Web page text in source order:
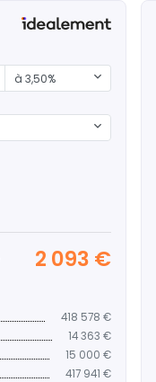
Mon taux
à 3,50%
2 093 €
418 578 €
14 363 €
15 000 €
417 941 €